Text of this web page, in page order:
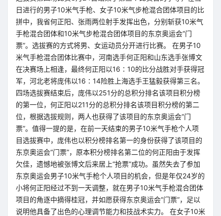
日进行的男子10米气手枪、女子10米气步枪混合团体项目的比
拼中，我省何正阳、张雨两位射手发挥出色，分别斩获10米气
手枪混合团体和10米气步枪混合团体项目的东京奥运会“门
票”。选拔赛的方式将男、女运动员分开进行比赛。 在男子10
米气手枪混合团体比赛中，河南选手何正阳和山东选手张博文
在决赛场上相逢，最终何正阳以16∶10的比分战胜对手获得冠
军，河北老将庞伟以16∶14险胜上海选手王猛毅获得第三名。
四场选拔赛结束后，庞伟以251分的总积分排名该项目积分榜
的第一位，何正阳以211分的总积分排名该项目积分榜的第二
位，根据选拔规则，两人也获得了该项目的东京奥运会“门
票”。值得一提的是，在前一天结束的男子10米气手枪个人项
目选拔赛中，庞伟也以积分榜排名第一的身份获得了该项目的
东京奥运会“门票”，原本积分榜排名第二位的何正阳由于发挥
欠佳，遗憾地被张博文后来居上“抢票”成功。虽然失去了参加
东京奥运会男子10米气手枪个人项目的机会，但是年仅24岁的
小将何正阳经过不到一天调整，就在男子10米气手枪混合团体
项目的角逐中摘得桂冠，并如愿获得东京奥运会“门票”，足以
说明他具备了出色的心理调节能力和技战术实力。 在女子10米